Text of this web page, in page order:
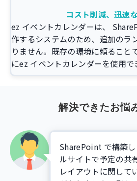
コスト削減、迅速
ez イベントカレンダーは、
作するシステムのため、追加のラ
りません。既存の環境に頼ること
にez イベントカレンダーを使用で
解決できたお悩
SharePoint で構築
ルサイトで予定の共
レイアウトに関して